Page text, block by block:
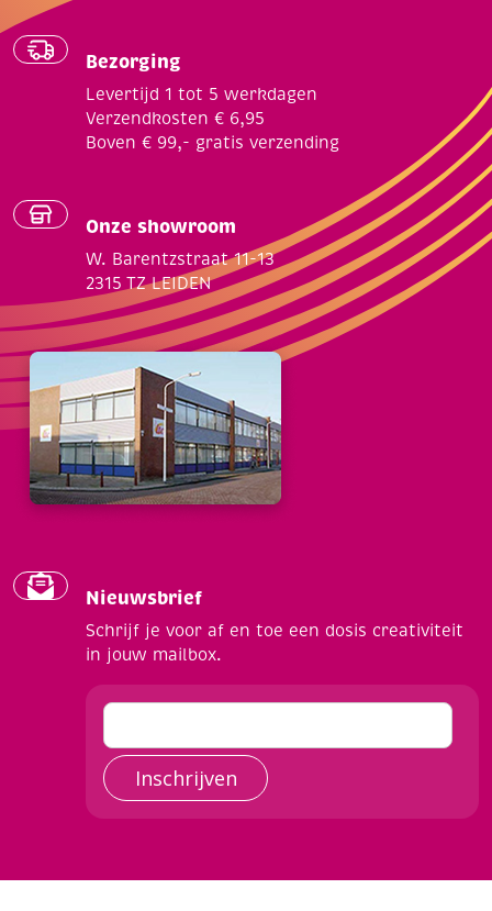
Bezorging
Levertijd 1 tot 5 werkdagen
Verzendkosten € 6,95
Boven € 99,- gratis verzending
Onze showroom
W. Barentzstraat 11-13
2315 TZ LEIDEN
Nieuwsbrief
Schrijf je voor af en toe een dosis creativiteit
in jouw mailbox.
Inschrijven